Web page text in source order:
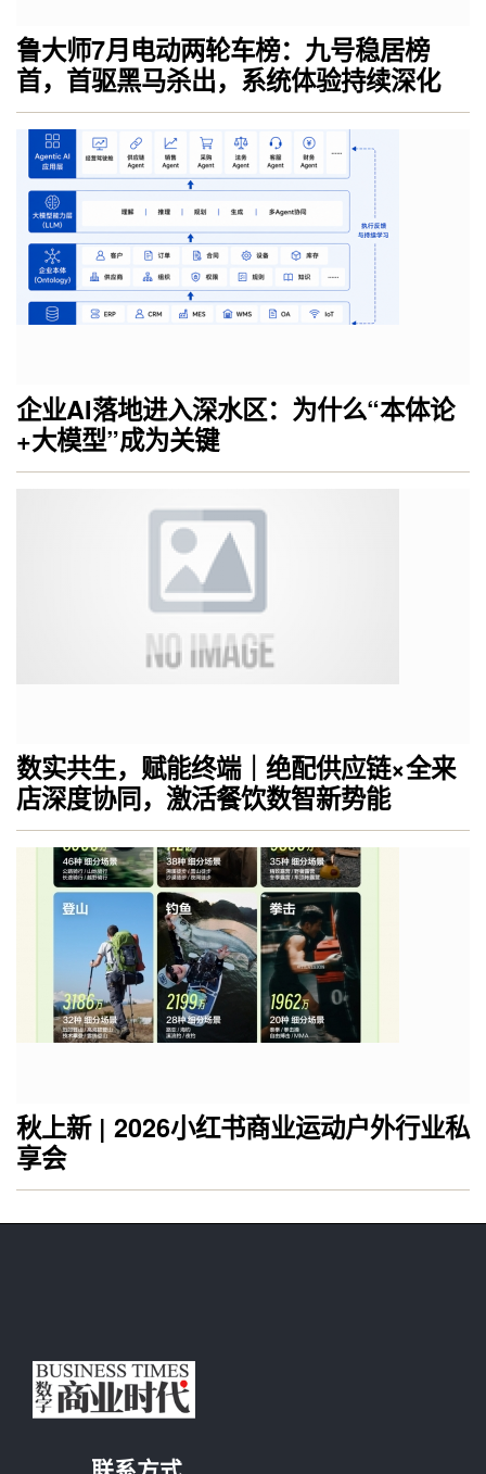
鲁大师7月电动两轮车榜：九号稳居榜
首，首驱黑马杀出，系统体验持续深化
企业AI落地进入深水区：为什么“本体论
+大模型”成为关键
数实共生，赋能终端｜绝配供应链×全来
店深度协同，激活餐饮数智新势能
秋上新 | 2026小红书商业运动户外行业私
享会